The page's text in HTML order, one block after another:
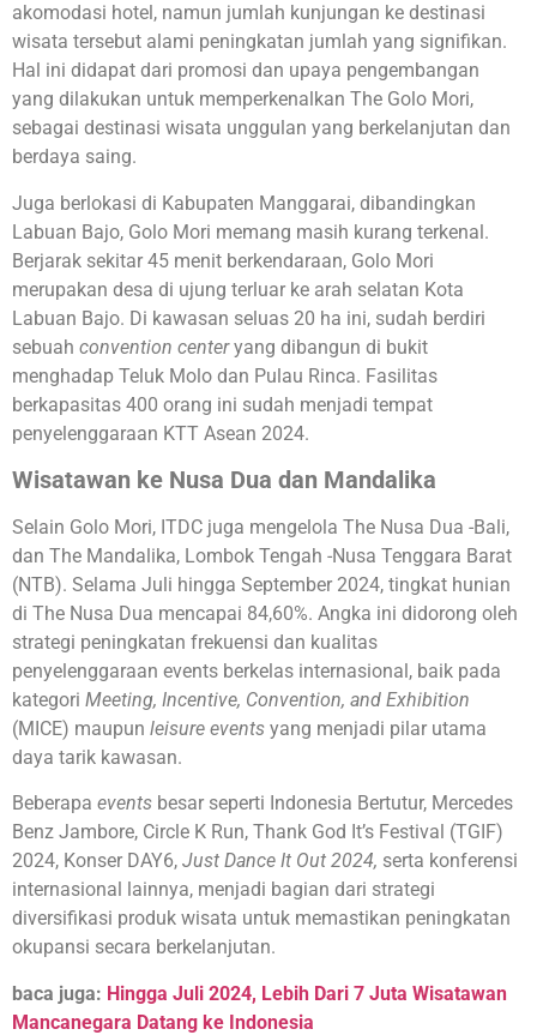
akomodasi hotel, namun jumlah kunjungan ke destinasi
wisata tersebut alami peningkatan jumlah yang signifikan.
Hal ini didapat dari promosi dan upaya pengembangan
yang dilakukan untuk memperkenalkan The Golo Mori,
sebagai destinasi wisata unggulan yang berkelanjutan dan
berdaya saing.
Juga berlokasi di Kabupaten Manggarai, dibandingkan
Labuan Bajo, Golo Mori memang masih kurang terkenal.
Berjarak sekitar 45 menit berkendaraan, Golo Mori
merupakan desa di ujung terluar ke arah selatan Kota
Labuan Bajo. Di kawasan seluas 20 ha ini, sudah berdiri
sebuah convention centeryang dibangun di bukit
menghadap Teluk Molo dan Pulau Rinca. Fasilitas
berkapasitas 400 orang ini sudah menjadi tempat
penyelenggaraan KTT Asean 2024.
Wisatawan ke Nusa Dua dan Mandalika
Selain Golo Mori, ITDC juga mengelola The Nusa Dua -Bali,
dan The Mandalika, Lombok Tengah -Nusa Tenggara Barat
(NTB). Selama Juli hingga September 2024, tingkat hunian
di The Nusa Dua mencapai 84,60%. Angka ini didorong oleh
strategi peningkatan frekuensi dan kualitas
penyelenggaraan events berkelas internasional, baik pada
kategori Meeting, Incentive, Convention, and Exhibition
(MICE) maupun leisure events yang menjadi pilar utama
daya tarik kawasan.
Beberapa events besar seperti Indonesia Bertutur, Mercedes
Benz Jambore, Circle K Run, Thank God It’s Festival (TGIF)
2024, Konser DAY6, Just Dance It Out 2024, serta konferensi
internasional lainnya, menjadi bagian dari strategi
diversifikasi produk wisata untuk memastikan peningkatan
okupansi secara berkelanjutan.
baca juga: Hingga Juli 2024, Lebih Dari 7 Juta Wisatawan
Mancanegara Datang ke Indonesia